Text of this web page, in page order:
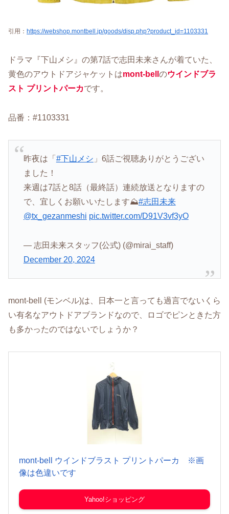
引用： https://webshop.montbell.jp/goods/disp.php?product_id=1103331
ドラマ『下山メシ』の第7話で志田未来さんが着ていた、
黄色のアウトドアジャケットはmont-bell のウインドブラ
スト プリントパーカです。
品番：#1103331
昨夜は「 #下山メシ 」6話ご視聴ありがとうござい
ました！
来週は7話と8話（最終話）連続放送となりますの
で、宜しくお願いいたします⛰️#志田未来
@tx_gezanmeshi pic.twitter.com/D91V3vf3yO
— 志田未来スタッフ(公式) (@mirai_staff)
December 20, 2024
mont-bell (モンベル)は、日本一と言っても過言でないくら
い有名なアウトドアブランドなので、ロゴでピンときた方
も多かったのではないでしょうか？
mont-bell ウインドブラスト プリントパーカ ※画
像は色違いです
Yahoo!ショッピング